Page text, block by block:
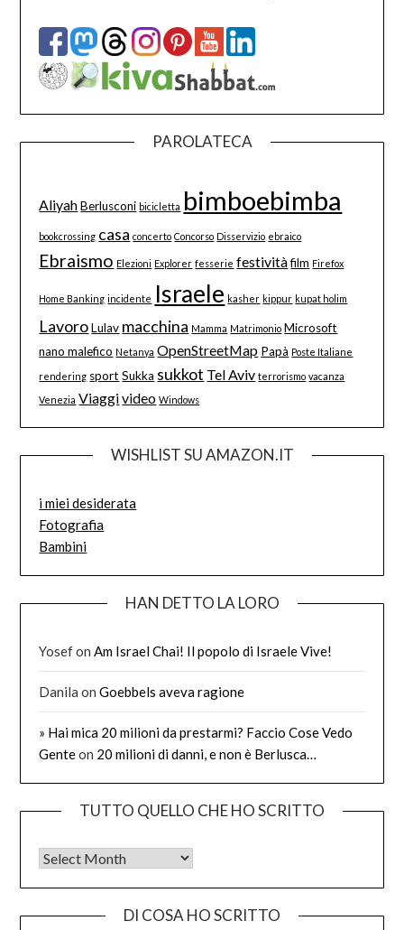
PAROLATECA
Aliyah Berlusconi bicicletta bimboebimba
bookcrossing casa concerto Concorso Disservizio ebraico
Ebraismo Elezioni Explorer fesserie festività film Firefox
Home Banking incidente Israele kasher kippur kupat holim
Lavoro Lulav macchina Mamma Matrimonio Microsoft
nano malefico Netanya OpenStreetMap Papà Poste Italiane
rendering sport Sukka sukkot Tel Aviv terrorismo vacanza
Venezia Viaggivideo Windows
WISHLIST SU AMAZON.IT
i miei desiderata
Fotografia
Bambini
HAN DETTO LA LORO
Yosefon Am Israel Chai! Il popolo di Israele Vive!
Danila onGoebbels aveva ragione
» Hai mica 20 milioni da prestarmi? Faccio Cose Vedo
Genteon 20 milioni di danni, e non è Berlusca…
TUTTO QUELLO CHE HO SCRITTO
Tutto quello che ho scritto
DI COSA HO SCRITTO